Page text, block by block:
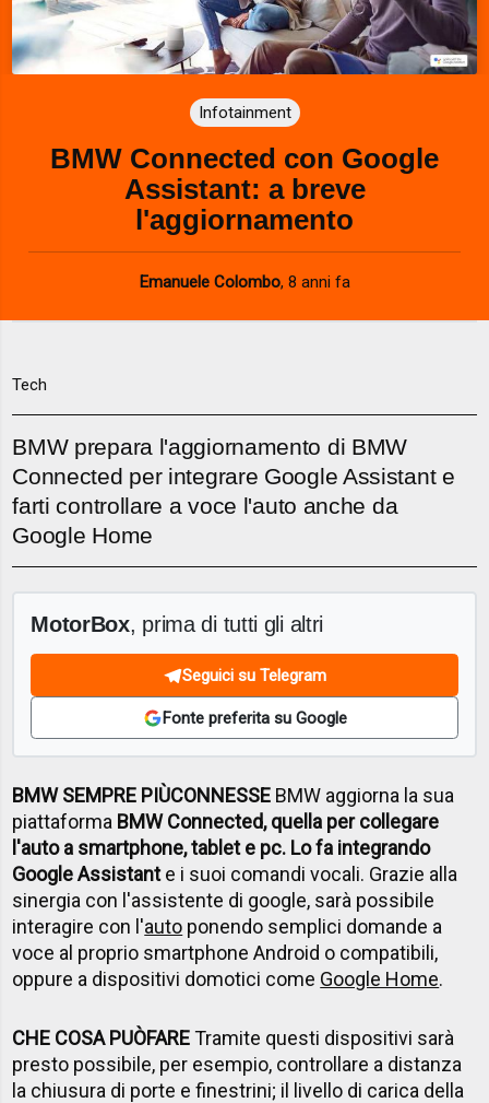
Infotainment
BMW Connected con Google
Assistant: a breve
l'aggiornamento
Emanuele Colombo, 8 anni fa
Tech
BMW prepara l'aggiornamento di BMW
Connected per integrare Google Assistant e
farti controllare a voce l'auto anche da
Google Home
MotorBox, prima di tutti gli altri
Seguici su Telegram
Fonte preferita su Google
BMW SEMPRE PIÙCONNESSE BMW aggiorna la sua
piattaforma BMW Connected, quella per collegare
l'auto a smartphone, tablet e pc. Lo fa integrando
Google Assistante i suoi comandi vocali. Grazie alla
sinergia con l'assistente di google, sarà possibile
interagire con l'auto ponendo semplici domande a
voce al proprio smartphone Android o compatibili,
oppure a dispositivi domotici come Google Home.
CHE COSA PUÒFARETramite questi dispositivi sarà
presto possibile, per esempio, controllare a distanza
la chiusura di porte e finestrini; il livello di carica della